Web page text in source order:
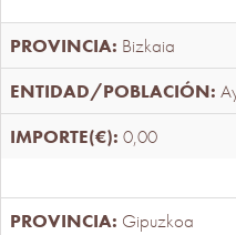
Bizkaia
0,00
Gipuzkoa